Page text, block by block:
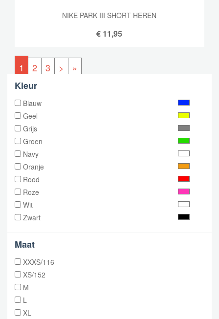
NIKE PARK III SHORT HEREN
€ 11,95
1 2 3 >
»
Kleur
Blauw
Geel
Grijs
Groen
Navy
Oranje
Rood
Roze
Wit
Zwart
Maat
XXXS/116
XS/152
M
L
XL